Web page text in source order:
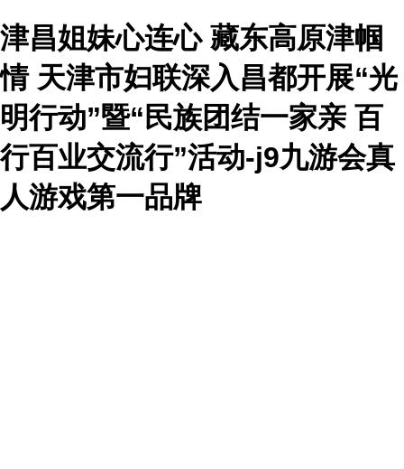
津昌姐妹心连心 藏东高原津帼
情 天津市妇联深入昌都开展“光
明行动”暨“民族团结一家亲 百
行百业交流行”活动-j9九游会真
人游戏第一品牌